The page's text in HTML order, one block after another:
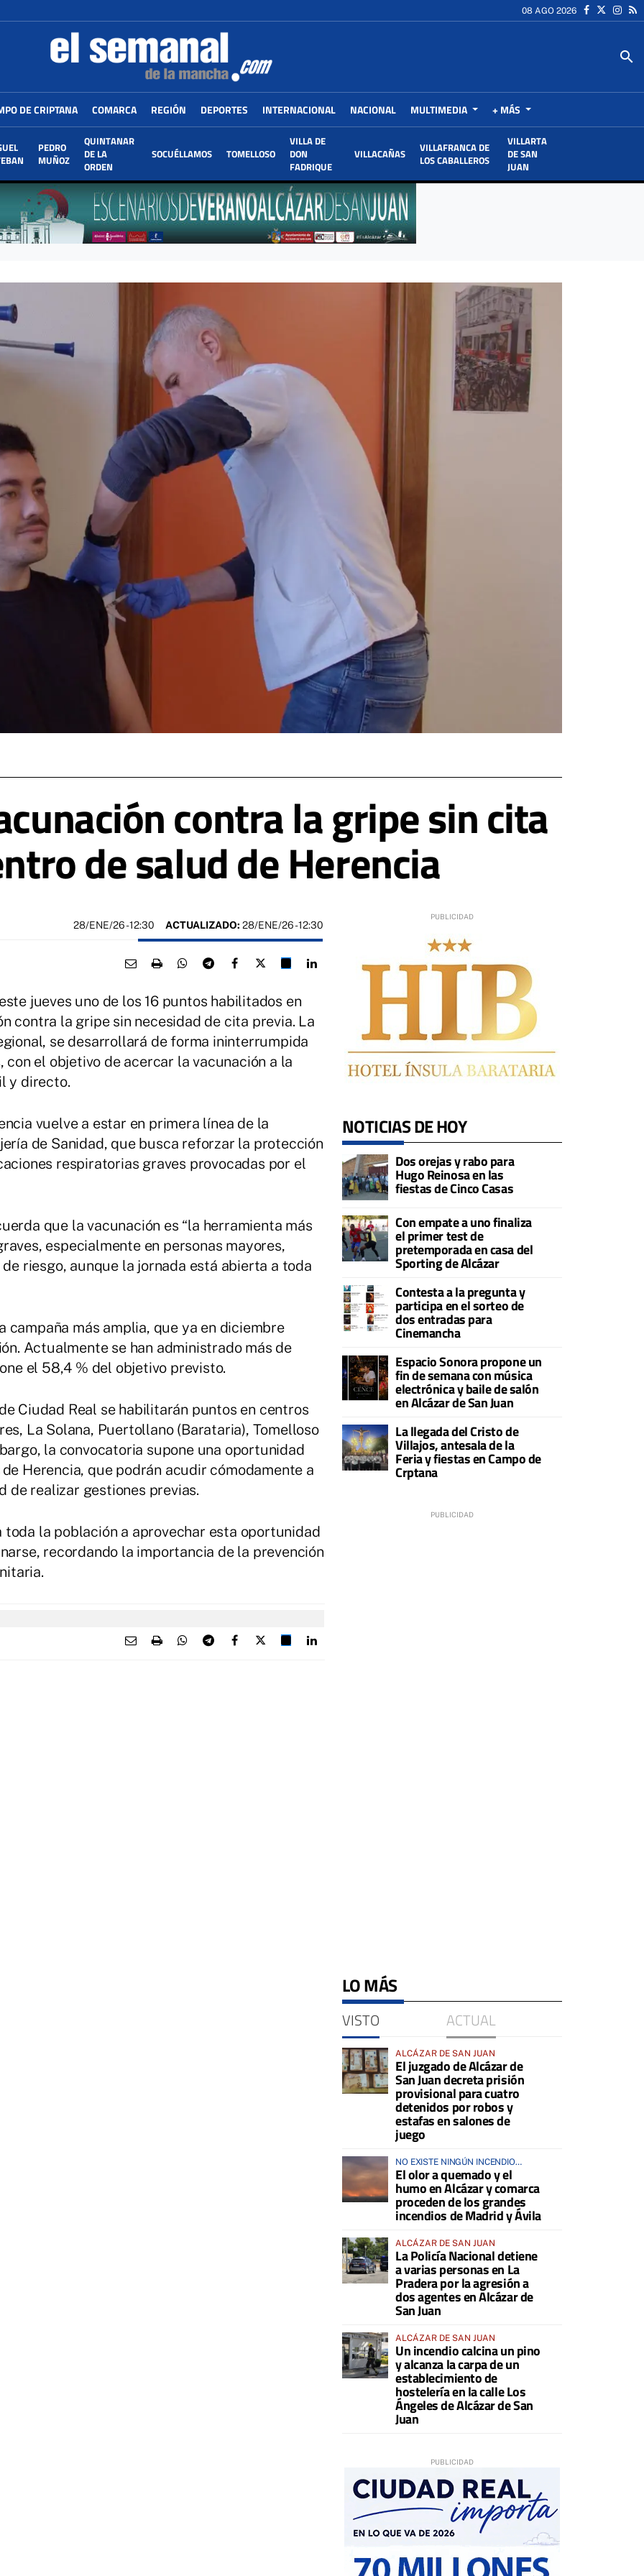
08 AGO 2026
search
DE CRIPTANA COMARCA REGIÓN DEPORTES INTERNACIONAL NACIONAL MULTIMEDIA + MÁS
PEDRO
MUÑOZ
QUINTANAR
DE LA
ORDEN
SOCUÉLLAMOS TOMELLOSO
VILLA DE
DON
FADRIQUE
VILLACAÑAS
VILLAFRANCA DE
LOS CABALLEROS
VILLARTA
DE SAN
JUAN
contra la gripe sin cita
de salud de Herencia
28/ENE/26- 12:30 ACTUALIZADO: 28/ENE/26 - 12:30
jueves uno de los 16 puntos habilitados en
contra la gripe sin necesidad de cita previa. La
se desarrollará de forma ininterrumpida
con el objetivo de acercar la vacunación a la
y directo.
vuelve a estar en primera línea de la
de Sanidad, que busca reforzar la protección
respiratorias graves provocadas por el
que la vacunación es “la herramienta más
especialmente en personas mayores,
riesgo, aunque la jornada está abierta a toda
campaña más amplia, que ya en diciembre
Actualmente se han administrado más de
el 58,4 % del objetivo previsto.
Ciudad Real se habilitarán puntos en centros
La Solana, Puertollano (Barataria), Tomelloso
la convocatoria supone una oportunidad
Herencia, que podrán acudir cómodamente a
de realizar gestiones previas.
la población a aprovechar esta oportunidad
recordando la importancia de la prevención
NOTICIAS DE HOY
Dos orejas y rabo para
Hugo Reinosa en las
fiestas de Cinco Casas
Con empate a uno finaliza
el primer test de
pretemporada en casa del
Sporting de Alcázar
Contesta a la pregunta y
participa en el sorteo de
dos entradas para
Cinemancha
Espacio Sonora propone un
fin de semana con música
electrónica y baile de salón
en Alcázar de San Juan
La llegada del Cristo de
Villajos, antesala de la
Feria y fiestas en Campo de
Crptana
LO MÁS
VISTO ACTUAL
ALCÁZAR DE SAN JUAN
El juzgado de Alcázar de
San Juan decreta prisión
provisional para cuatro
detenidos por robos y
estafas en salones de
juego
NO EXISTE NINGÚN INCENDIO
ACTIVO EN LA COMARCA
El olor a quemado y el
humo en Alcázar y comarca
proceden de los grandes
incendios de Madrid y Ávila
ALCÁZAR DE SAN JUAN
La Policía Nacional detiene
a varias personas en La
Pradera por la agresión a
dos agentes en Alcázar de
San Juan
ALCÁZAR DE SAN JUAN
Un incendio calcina un pino
y alcanza la carpa de un
establecimiento de
hostelería en la calle Los
Ángeles de Alcázar de San
Juan